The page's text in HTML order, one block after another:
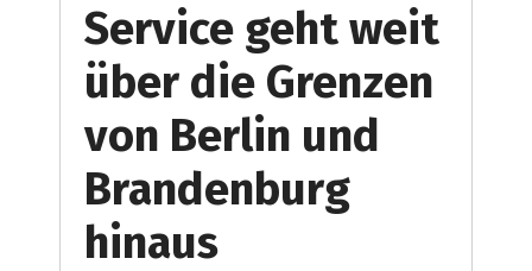
Service geht weit
über die Grenzen
von Berlin und
Brandenburg
hinaus